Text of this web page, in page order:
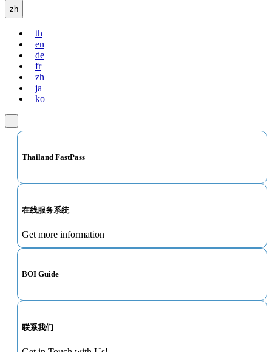
zh
th
en
de
fr
zh
ja
ko
Thailand FastPass
在线服务系统
Get more information
BOI Guide
联系我们